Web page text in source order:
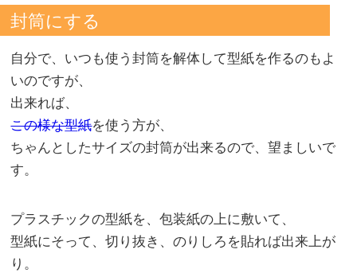
封筒にする
自分で、いつも使う封筒を解体して型紙を作るのもよ
いのですが、
出来れば、
この様な型紙を使う方が、
ちゃんとしたサイズの封筒が出来るので、望ましいで
す。
プラスチックの型紙を、包装紙の上に敷いて、
型紙にそって、切り抜き、のりしろを貼れば出来上が
り。